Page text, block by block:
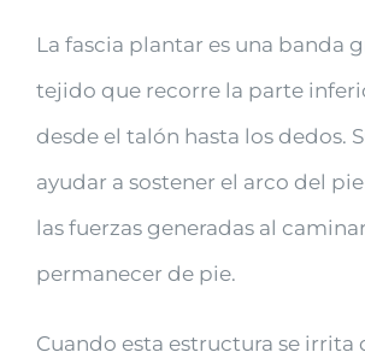
La fascia plantar es una banda
tejido que recorre la parte
desde el talón hasta los dedos.
ayudar a sostener el arco del
las fuerzas generadas al
permanecer de pie.
Cuando esta estructura se irrita